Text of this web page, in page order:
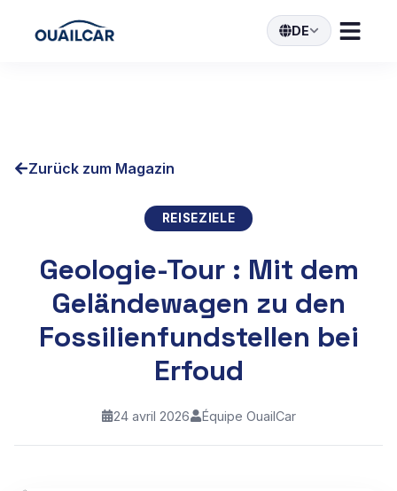
DE
Zurück zum Magazin
REISEZIELE
Geologie-Tour : Mit dem
Geländewagen zu den
Fossilienfundstellen bei
Erfoud
24 avril 2026 Équipe OuailCar